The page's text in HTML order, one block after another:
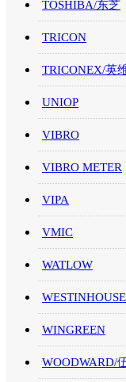
TOSHIBA/东芝
TRICON
TRICONEX/英
UNIOP
VIBRO
VIBRO METER
VIPA
VMIC
WATLOW
WINGREEN
WOODWARD/